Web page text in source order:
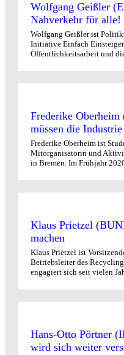
Wolfgang Geißler
Nahverkehr für alle!
Wolfgang Geißler ist
Initiative Einfach
Öffentlichkeitsarbeit und
Frederike
müssen die
Frederike Oberheim ist
Mitorganisatorin und
in Bremen. Im Frühjahr
Klaus Prietzel
machen
Klaus Prietzel ist
Betriebsleiter des
engagiert sich seit vielen
Hans-Otto Pörtner
wird sich weiter